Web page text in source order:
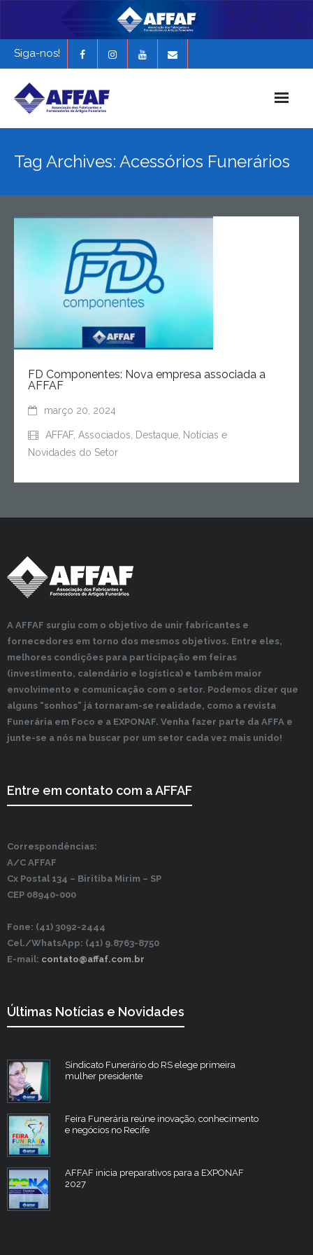
Siga-nos!
História da AFFAF
Revista Funerária em Foco
EXPONAF 2027
Tag Archives: Acessórios Funerários
FD Componentes: Nova empresa associada a
AFFAF
março 20, 2024
AFFAF, Associados Destaque Notícias e
Novidades do Setor
A AFFAF surgiu com o objetivo de unir fabricantes e
fornecedores em torno dos mesmos objetivos. Entre eles,
melhores condições para participação em feiras
(investimento, calendário e logística) e também maior
envolvimento e comunicação com o setor. Podemos dizer que
alguns “sonhos” já tornaram-se realidade, como a revista
Funerária em Foco e a EXPONAF. Venha fazer parte da AFFA e
junte-se a nós na buscar por um setor cada vez mais unido!
Entre em contato com a AFFAF
Correspondências:
A/C AFFAF
Cx Postal 134 – Biritiba Mirim – SP
CEP 08940-000
Fone: (41) 3092-2444
Cel./WhatsApp: (41) 9.8763-8750
E-mail: contato@affaf.com.br
Últimas Notícias e Novidades
Sindicato Funerário do RS elege primeira
mulher presidente
Feira Funerária reúne inovação, conhecimento
e negócios no Recife
AFFAF inicia preparativos para a EXPONAF
2027